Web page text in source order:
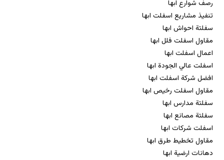
رصف شوارع ابها
تنفيذ مشاريع اسفلت ابها
سفلتة احواش ابها
مقاول اسفلت فلل ابها
اعمال اسفلت ابها
اسفلت عالي الجودة ابها
افضل شركة اسفلت ابها
مقاول اسفلت رخيص ابها
سفلتة مدارس ابها
سفلتة مصانع ابها
اسفلت شركات ابها
مقاول تخطيط طرق ابها
دهانات ارضية ابها